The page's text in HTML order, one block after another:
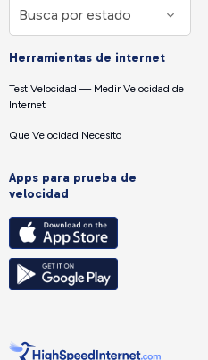
Herramientas de internet
Test Velocidad — Medir Velocidad de
Internet
Que Velocidad Necesito
Apps para prueba de
velocidad